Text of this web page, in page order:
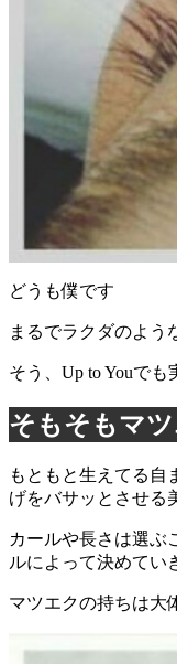
どうも僕です
まるでラクダのよう
そう、Up to Youでも
そもそもマ
もともと生えてる自
げをバサッとさせる
カールや長さは選ぶ
ルによって決めてい
マツエクの持ちは大